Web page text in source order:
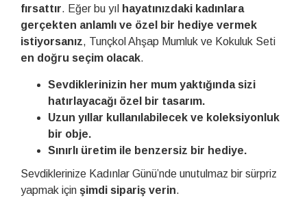
fırsattır. Eğer bu yıl
hayatınızdaki kadınlara
gerçekten anlamlı ve özel bir hediye vermek
istiyorsanız, Tunçkol Ahşap Mumluk ve Kokuluk Seti
en doğru seçim olacak.
Sevdiklerinizin her mum yaktığında sizi
hatırlayacağı özel bir tasarım.
Uzun yıllar kullanılabilecek ve koleksiyonluk
bir obje.
Sınırlı üretim ile benzersiz bir hediye.
Sevdiklerinize Kadınlar Günü’nde unutulmaz bir sürpriz
yapmak için şimdi sipariş verin.